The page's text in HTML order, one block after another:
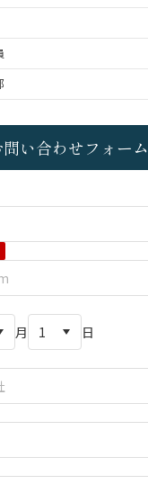
問い合わせフォーム
月
日